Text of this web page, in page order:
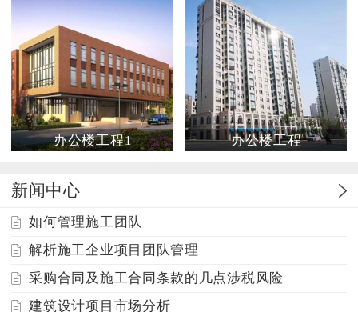
办公楼工程1 办公楼工程
新闻中心
如何管理施工团队
解析施工企业项目团队管理
采购合同及施工合同条款的几点涉税风险
建筑设计项目市场分析